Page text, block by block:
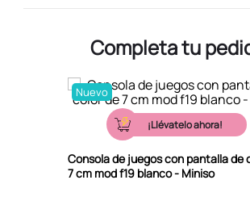
Completa tu
Nuevo
¡Llévatelo ahora!
Consola de juegos con pantalla de
7 cm mod f19 blanco - Miniso